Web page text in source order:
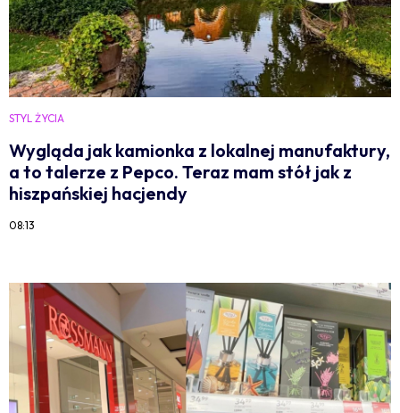
STYL ŻYCIA
Wygląda jak kamionka z lokalnej manufaktury,
a to talerze z Pepco. Teraz mam stół jak z
hiszpańskiej hacjendy
08:13